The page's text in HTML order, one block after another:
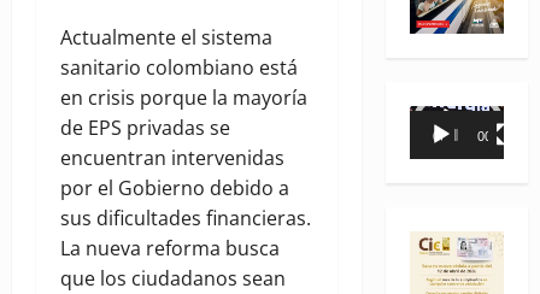
Actualmente el sistema
sanitario colombiano está
en crisis porque la mayoría
de EPS privadas se
encuentran intervenidas
por el Gobierno debido a
sus dificultades financieras.
La nueva reforma busca
que los ciudadanos sean
Reproductor
00:00 00:35